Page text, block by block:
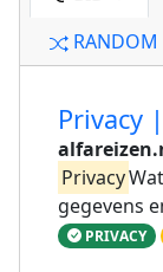
RANDOM
Privacy
Privacy
gegevens
PRIVACY